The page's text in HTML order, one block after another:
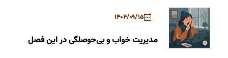
1404/09/15
مدیریت خواب و بی‌حوصلگی در این فصل